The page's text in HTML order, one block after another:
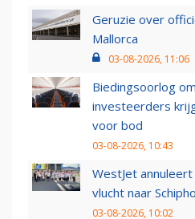
Geruzie over
Mallorca
03-08-2026, 11:06
Biedingsoorlog
investeerders
voor bod
03-08-2026, 10:43
WestJet
vlucht naar
03-08-2026, 10:02